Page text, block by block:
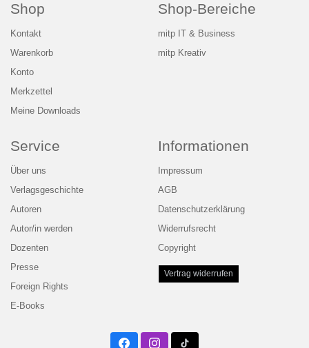
Shop
Kontakt
Warenkorb
Konto
Merkzettel
Meine Downloads
Shop-Bereiche
mitp IT & Business
mitp Kreativ
Service
Über uns
Verlagsgeschichte
Autoren
Autor/in werden
Dozenten
Presse
Foreign Rights
E-Books
Informationen
Impressum
AGB
Datenschutzerklärung
Widerrufsrecht
Copyright
Vertrag widerrufen
FacebookInstagramTwitter